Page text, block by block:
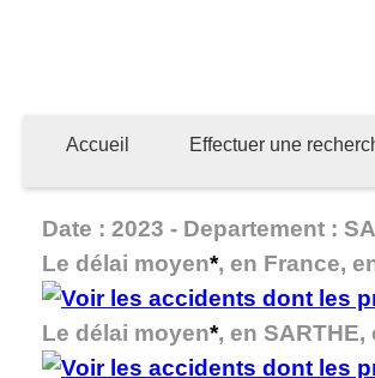
Accueil Effectuer une
Date : 2023 - Departement :
Le délai moyen*, en France,
Le délai moyen*, en